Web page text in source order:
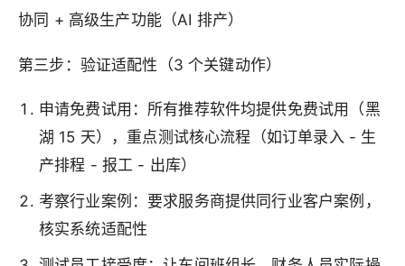
协同 + 高级生产功能（AI 排产）
第三步：验证适配性（3 个关键动作）
申请免费试用：所有推荐软件均提供免费试用（黑
湖 15 天），重点测试核心流程（如订单录入 - 生
产排程 - 报工 - 出库）
考察行业案例：要求服务商提供同行业客户案例，
核实系统适配性